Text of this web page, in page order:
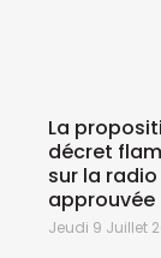
La
décret
sur la radio
approuvée
Jeudi 9 Juillet